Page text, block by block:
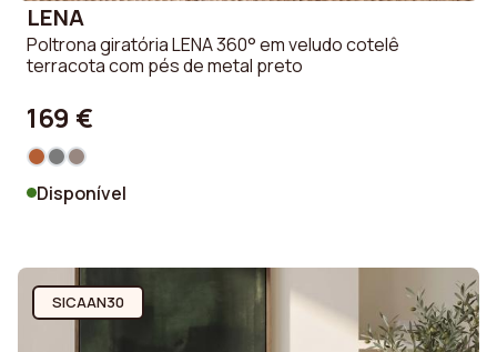
LENA
Poltrona giratória LENA 360° em veludo cotelê
terracota com pés de metal preto
169 €
Disponível
SICAAN30